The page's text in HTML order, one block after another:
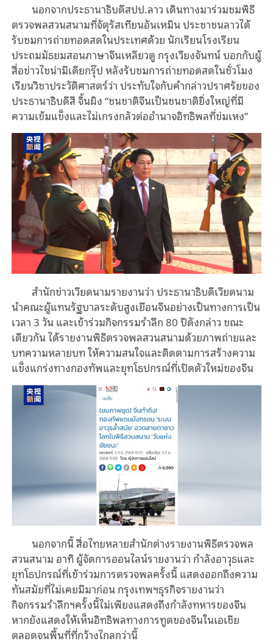
นอกจากประธานาธิบดีสปป.ลาว เดินทางมาร่วมชมพิธี
ตรวจพลสวนสนามที่จัตุรัสเทียนอันเหมิน ประชาชนลาวได้
รับชมการถ่ายทอดสดในประเทศด้วย นักเรียนโรงเรียน
ประถมมัธยมสอนภาษาจีนเหลียวตู กรุงเวียงจันทน์ บอกกับผู้
สื่อข่าวไชน่ามีเดียกรุ๊ป หลังรับชมการถ่ายทอดสดในชั่วโมง
เรียนวิชาประวัติศาสตร์ว่า ประทับใจกับคำกล่าวปราศรัยของ
ประธานาธิบดีสี จิ้นผิง “ชนชาติจีนเป็นชนชาติยิ่งใหญ่ที่มี
ความเข้มแข็งและไม่เกรงกลัวต่ออำนาจอิทธิพลที่ข่มเหง”
สำนักข่าวเวียดนามรายงานว่า ประธานาธิบดีเวียดนาม
นำคณะผู้แทนรัฐบาลระดับสูงเยือนจีนอย่างเป็นทางการเป็น
เวลา 3 วัน และเข้าร่วมกิจกรรมรำลึก 80 ปีดังกล่าว ขณะ
เดียวกัน ได้รายงานพิธีตรวจพลสวนสนามด้วยภาพถ่ายและ
บทความหลายบท ให้ความสนใจและติดตามการสร้างความ
แข็งแกร่งทางกองทัพและยุทโธปกรณ์ที่เปิดตัวใหม่ของจีน
นอกจากนี้ สื่อไทยหลายสำนักต่างรายงานพิธีตรวจพล
สวนสนาม อาทิ ผู้จัดการออนไลน์รายงานว่า กำลังอาวุธและ
ยุทโธปกรณ์ที่เข้าร่วมการตรวจพลครั้งนี้ แสดงออกถึงความ
ทันสมัยที่ไม่เคยมีมาก่อน กรุงเทพฯธุรกิจรายงานว่า
กิจกรรมรำลึกฯครั้งนี้ไม่เพียงแสดงถึงกำลังทหารของจีน
หากยังแสดงให้เห็นอิทธิพลทางการทูตของจีนในเอเชีย
ตลอดจนพื้นที่ที่กว้างไกลกว่านี้